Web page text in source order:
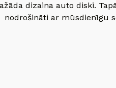
dizaina auto diski.
nodrošināti ar mūsdienīgu